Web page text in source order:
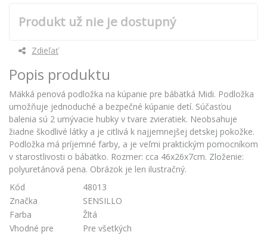
Produkt už nie je dostupný
Zdieľať
Popis produktu
Mäkká penová podložka na kúpanie pre bábätká Midi. Podložka
umožňuje jednoduché a bezpečné kúpanie detí. Súčasťou
balenia sú 2 umývacie hubky v tvare zvieratiek. Neobsahuje
žiadne škodlivé látky a je citlivá k najjemnejšej detskej pokožke.
Podložka má príjemné farby, a je veľmi praktickým pomocníkom
v starostlivosti o bábätko. Rozmer: cca 46x26x7cm. Zloženie:
polyuretánová pena. Obrázok je len ilustračný.
Kód
48013
Značka
SENSILLO
Farba
Žltá
Vhodné pre
Pre všetkých